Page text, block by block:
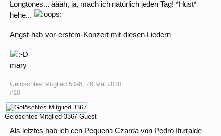
Longtones... äääh, ja, mach ich natürlich jeden Tag! *Hust*
hehe...
Angst-hab-vor-erstem-Konzert-mit-diesen-Liedern
mary
Gelöschtes Mitglied 5398, 28.Mai.2010
#10
Gelöschtes Mitglied 3367 Guest
Als letztes hab ich den Pequena Czarda von Pedro Iturralde